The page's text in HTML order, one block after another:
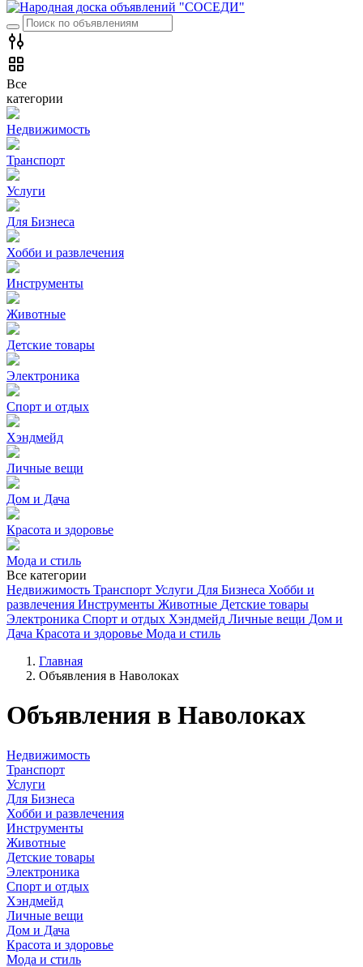
Все
категории
Недвижимость
Транспорт
Услуги
Для Бизнеса
Хобби и развлечения
Инструменты
Животные
Детские товары
Электроника
Спорт и отдых
Хэндмейд
Личные вещи
Дом и Дача
Красота и здоровье
Мода и стиль
Все категории
Недвижимость Транспорт Услуги Для Бизнеса Хобби и
развлечения Инструменты Животные Детские товары
Электроника Спорт и отдых Хэндмейд Личные вещи Дом и
Дача Красота и здоровье Мода и стиль
Главная
Объявления в Наволоках
Объявления в Наволоках
Недвижимость
Транспорт
Услуги
Для Бизнеса
Хобби и развлечения
Инструменты
Животные
Детские товары
Электроника
Спорт и отдых
Хэндмейд
Личные вещи
Дом и Дача
Красота и здоровье
Мода и стиль